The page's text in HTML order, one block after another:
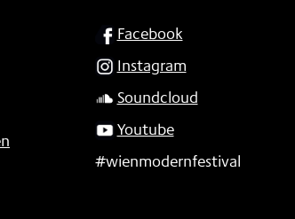
SOCIAL
Facebook
Instagram
Soundcloud
Youtube
#wienmodernfestival